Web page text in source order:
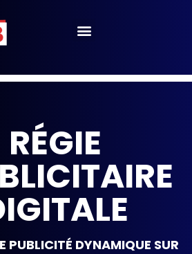
RÉGIE
PUBLICITÉ DYNAMIQUE SUR